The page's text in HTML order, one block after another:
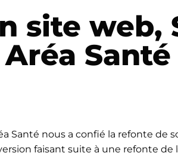
site web,
Santé
Santé nous a confié la refonte de
faisant suite à une refonte de